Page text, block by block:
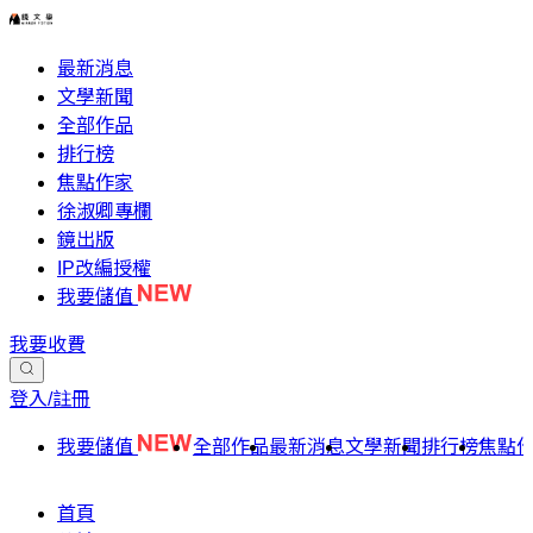
最新消息
文學新聞
全部作品
排行榜
焦點作家
徐淑卿專欄
鏡出版
IP改編授權
我要儲值
我要收費
登入/註冊
我要儲值 全部作品最新消息文學新聞排行榜焦點
首頁